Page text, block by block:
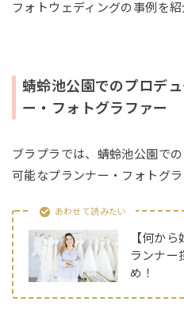
フォトウェディングの事例を紹
蜻蛉池公園でのプロデ
ー・フォトグラファー
ブラプラでは、蜻蛉池公園で
可能なプランナー・フォトグ
あわせて読みたい
【何か
ランナー
め！